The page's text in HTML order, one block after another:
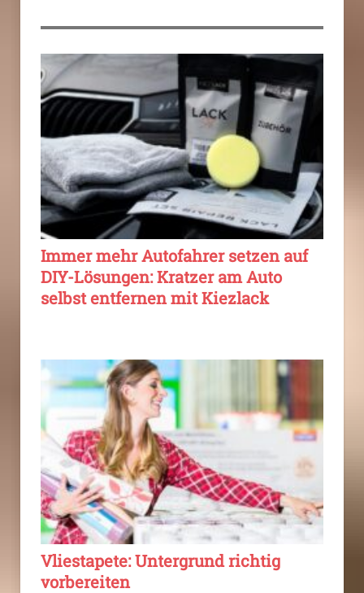
Immer mehr Autofahrer setzen auf
DIY-Lösungen: Kratzer am Auto
selbst entfernen mit Kiezlack
Vliestapete: Untergrund richtig
vorbereiten